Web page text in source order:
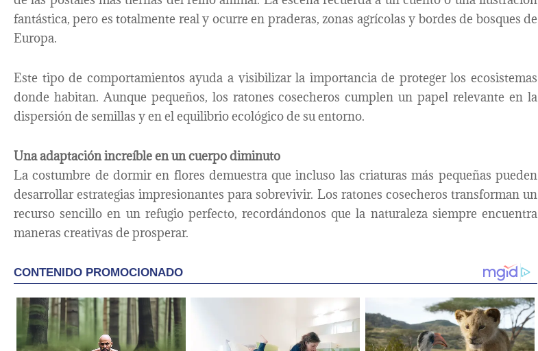
fantástica, pero es totalmente real y ocurre en praderas, zonas agrícolas y bordes de bosques de
Europa.
Este tipo de comportamientos ayuda a visibilizar la importancia de proteger los ecosistemas
donde habitan. Aunque pequeños, los ratones cosecheros cumplen un papel relevante en la
dispersión de semillas y en el equilibrio ecológico de su entorno.
Una adaptación increíble en un cuerpo diminuto
La costumbre de dormir en flores demuestra que incluso las criaturas más pequeñas pueden
desarrollar estrategias impresionantes para sobrevivir. Los ratones cosecheros transforman un
recurso sencillo en un refugio perfecto, recordándonos que la naturaleza siempre encuentra
maneras creativas de prosperar.